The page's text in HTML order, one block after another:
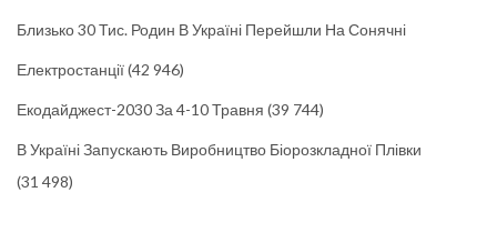
Близько 30 Тис. Родин В Україні Перейшли На Сонячні
Електростанції(42 946)
Екодайджест-2030 За 4-10 Травня (39 744)
В Україні Запускають Виробництво Біорозкладної Плівки
(31 498)